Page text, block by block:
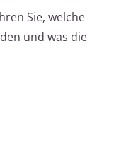
Sie, welche
und was die